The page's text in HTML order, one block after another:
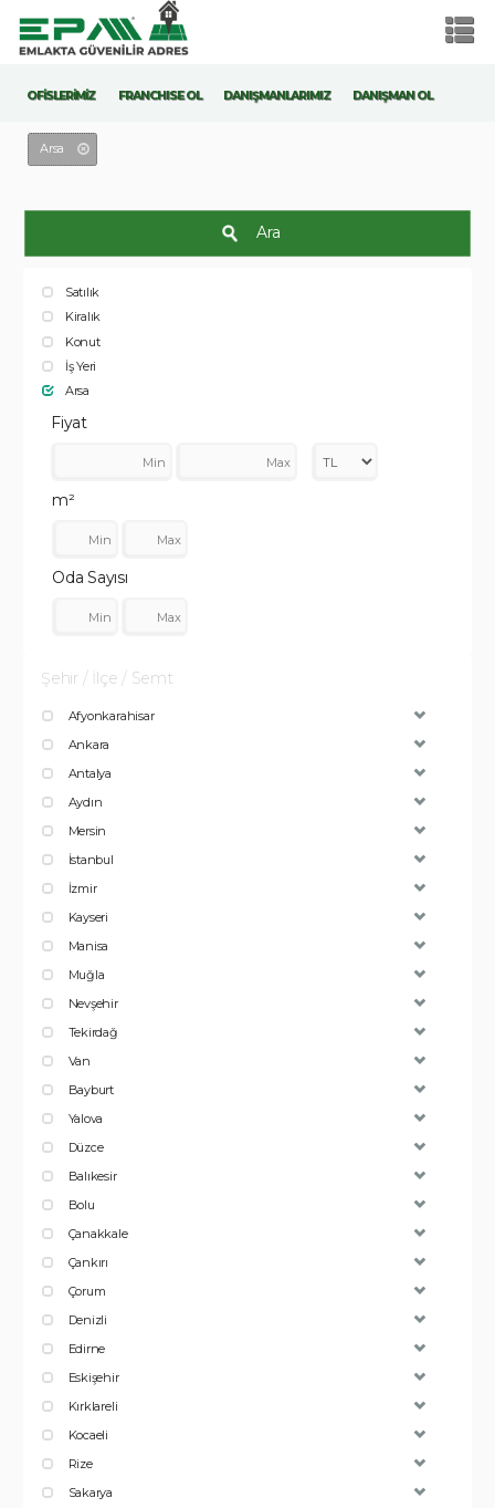
OFİSLERİMİZ FRANCHISE OL DANIŞMANLARIMIZ DANIŞMAN OL
Arsa
Ara
Satılık
Kiralık
Konut
İş Yeri
Arsa
Fiyat
m²
Oda Sayısı
Şehir / İlçe / Semt
Afyonkarahisar
Ankara
Antalya
Aydın
Mersin
İstanbul
İzmir
Kayseri
Manisa
Muğla
Nevşehir
Tekirdağ
Van
Bayburt
Yalova
Düzce
Balıkesir
Bolu
Çanakkale
Çankırı
Çorum
Denizli
Edirne
Eskişehir
Kırklareli
Kocaeli
Rize
Sakarya